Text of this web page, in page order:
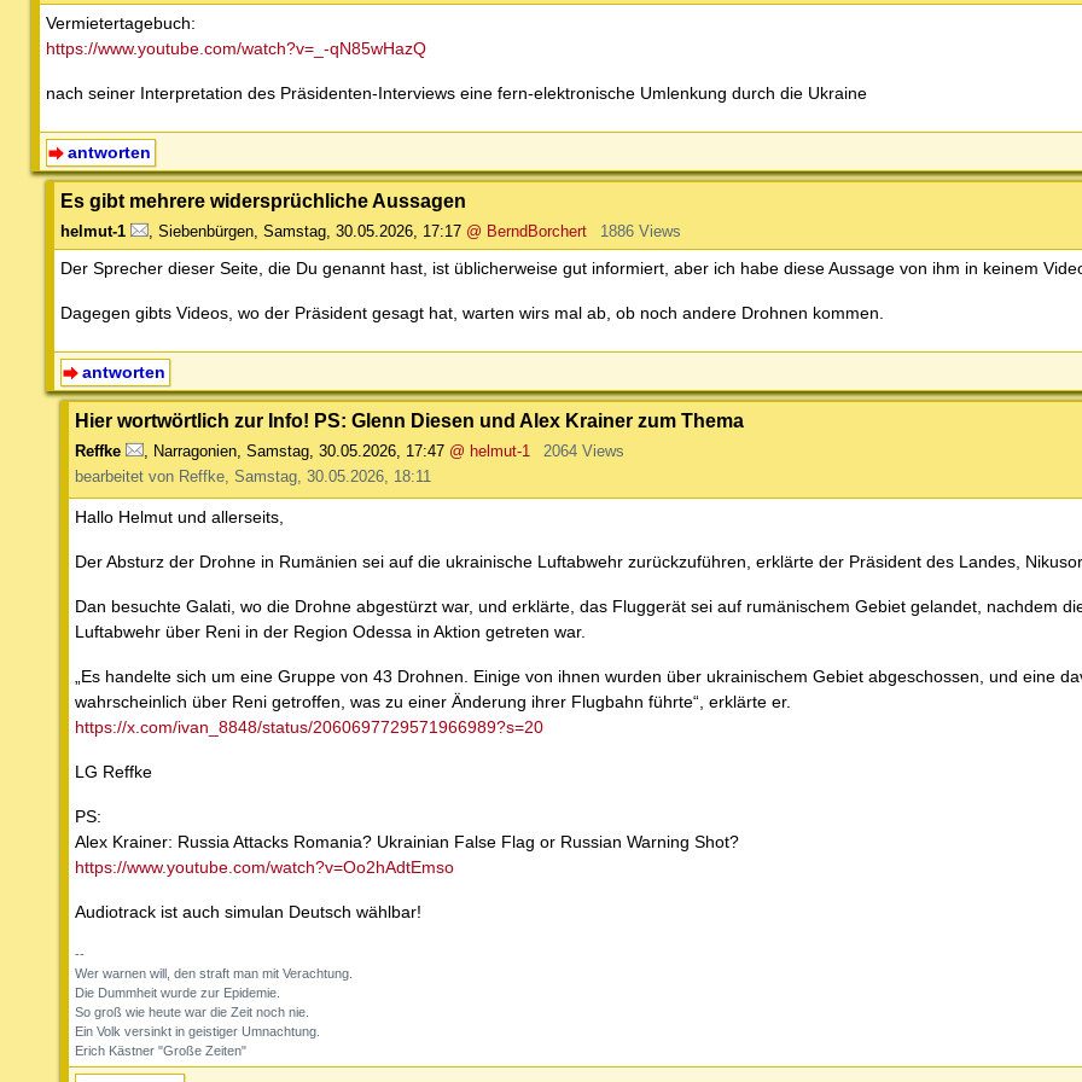
Vermietertagebuch:
https://www.youtube.com/watch?v=_-qN85wHazQ
nach seiner Interpretation des Präsidenten-Interviews eine fern-elektronische Umlenkung durch die Ukraine
antworten
Es gibt mehrere widersprüchliche Aussagen
helmut-1 Siebenbürgen Samstag, 30.05.2026, 17:17 @ BerndBorchert 1886 Views
Der Sprecher dieser Seite, die Du genannt hast, ist üblicherweise gut informiert, aber ich habe diese Aussage von ihm in keinem
Dagegen gibts Videos, wo der Präsident gesagt hat, warten wirs mal ab, ob noch andere Drohnen kommen.
antworten
Hier wortwörtlich zur Info! PS: Glenn Diesen und Alex Krainer zum Thema
Reffke Narragonien Samstag, 30.05.2026, 17:47 @ helmut-1
2064 Views
bearbeitet von Reffke, Samstag, 30.05.2026, 18:11
Hallo Helmut und allerseits,
Der Absturz der Drohne in Rumänien sei auf die ukrainische Luftabwehr zurückzuführen, erklärte der Präsident des Landes, Nikusor
Dan besuchte Galati, wo die Drohne abgestürzt war, und erklärte, das Fluggerät sei auf rumänischem Gebiet gelandet, nachdem
Luftabwehr über Reni in der Region Odessa in Aktion getreten war.
„Es handelte sich um eine Gruppe von 43 Drohnen. Einige von ihnen wurden über ukrainischem Gebiet abgeschossen, und eine
wahrscheinlich über Reni getroffen, was zu einer Änderung ihrer Flugbahn führte“, erklärte er.
https://x.com/ivan_8848/status/2060697729571966989?s=20
LG Reffke
PS:
Alex Krainer: Russia Attacks Romania? Ukrainian False Flag or Russian Warning Shot?
https://www.youtube.com/watch?v=Oo2hAdtEmso
Audiotrack ist auch simulan Deutsch wählbar!
--
Wer warnen will, den straft man mit Verachtung.
Die Dummheit wurde zur Epidemie.
So groß wie heute war die Zeit noch nie.
Ein Volk versinkt in geistiger Umnachtung.
Erich Kästner "Große Zeiten"